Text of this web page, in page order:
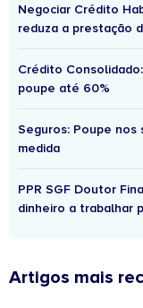
Negociar Crédito
reduza a prestação
Crédito
poupe até 60%
Seguros: Poupe nos
medida
PPR SGF Doutor
dinheiro a trabalhar
Artigos mais